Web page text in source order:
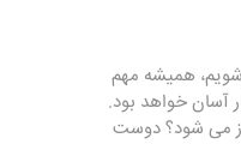
همیشه مهم
آسان خواهد بود.
می شود؟ دوست